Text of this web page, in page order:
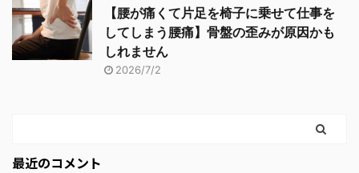
【腰が痛くて片足を椅子に乗せて仕事を
してしまう腰痛】骨盤の歪みが原因かも
しれません
2026/7/2
最近のコメント